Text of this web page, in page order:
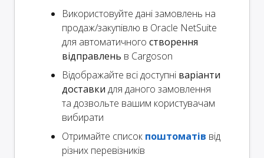
Використовуйте дані замовлень на
продаж/закупівлю в Oracle NetSuite
для автоматичного створення
відправлень в Cargoson
Відображайте всі доступні варіанти
доставки для даного замовлення
та дозвольте вашим користувачам
вибирати
Отримайте список поштоматів від
різних перевізників